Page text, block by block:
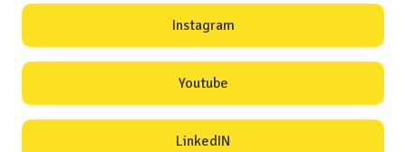
Instagram
Youtube
LinkedIN